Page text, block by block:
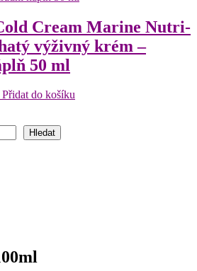
Cream Marine Nutri-
výživný krém –
50 ml
Přidat do košíku
Hledat